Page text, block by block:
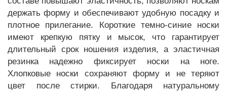
держать форму и обеспечивают удобную посадку и
плотное прилегание. Короткие темно-синие носки
имеют крепкую пятку и мысок, что гарантирует
длительный срок ношения изделия, а эластичная
резинка надежно фиксирует носки на ноге.
Хлопковые носки сохраняют форму и не теряют
цвет после стирки. Благодаря натуральному